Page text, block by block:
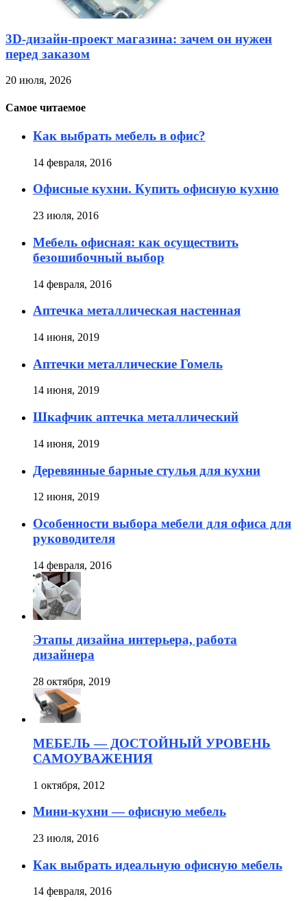
3D-дизайн-проект магазина: зачем он нужен
перед заказом
20 июля, 2026
Самое читаемое
Как выбрать мебель в офис?
14 февраля, 2016
Офисные кухни. Купить офисную кухню
23 июля, 2016
Мебель офисная: как осуществить
безошибочный выбор
14 февраля, 2016
Аптечка металлическая настенная
14 июня, 2019
Аптечки металлические Гомель
14 июня, 2019
Шкафчик аптечка металлический
14 июня, 2019
Деревянные барные стулья для кухни
12 июня, 2019
Особенности выбора мебели для офиса для
руководителя
14 февраля, 2016
Этапы дизайна интерьера, работа
дизайнера
28 октября, 2019
МЕБЕЛЬ — ДОСТОЙНЫЙ УРОВЕНЬ
САМОУВАЖЕНИЯ
1 октября, 2012
Мини-кухни — офисную мебель
23 июля, 2016
Как выбрать идеальную офисную мебель
14 февраля, 2016